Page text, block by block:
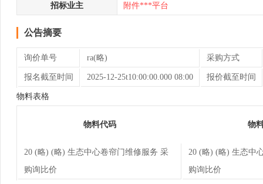
招标业主 附件***平台
公告摘要
询价单号 ra(略) 采购方式
报名截至时间 2025-12-25t10:00:00.000 08:00 报价截至时间
物料表格
物料代码 物
20 (略) (略) 生态中心卷帘门维修服务 采
购询比价
20 (略) (略) 生态中
购询比价